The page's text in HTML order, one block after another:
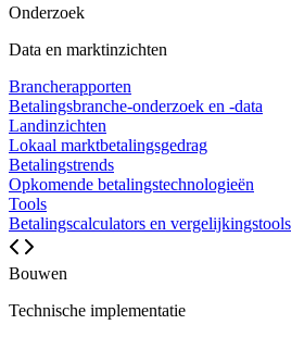
Onderzoek
Data en marktinzichten
Brancherapporten
Betalingsbranche-onderzoek en -data
Landinzichten
Lokaal marktbetalingsgedrag
Betalingstrends
Opkomende betalingstechnologieën
Tools
Betalingscalculators en vergelijkingstools
Bouwen
Technische implementatie